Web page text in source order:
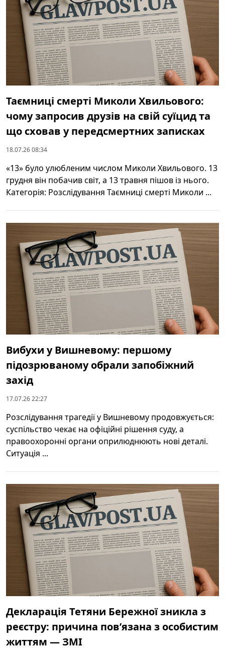
Таємниці смерті Миколи Хвильового:
чому запросив друзів на свій суїцид та
що сховав у передсмертних записках
18.07.26 08:34
«13» було улюбленим числом Миколи Хвильового. 13
грудня він побачив світ, а 13 травня пішов із нього.
Категорія: Розслідування Таємниці смерті Миколи ...
Вибухи у Вишневому: першому
підозрюваному обрали запобіжний
захід
17.07.26 22:27
Розслідування трагедії у Вишневому продовжується:
суспільство чекає на офіційні рішення суду, а
правоохоронні органи оприлюднюють нові деталі.
Ситуація ...
Декларація Тетяни Бережної зникла з
реєстру: причина пов’язана з особистим
життям — ЗМІ